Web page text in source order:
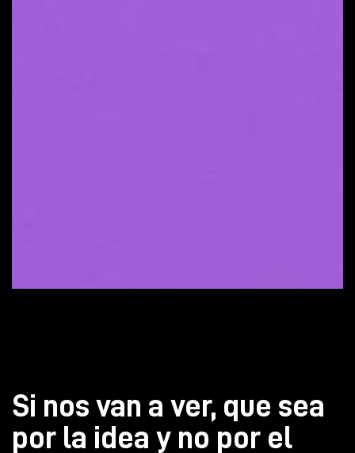
Si nos van a ver, que sea
por la idea y no por el